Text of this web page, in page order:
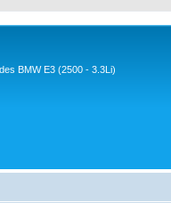
BMW E3 (2500 - 3.3Li)